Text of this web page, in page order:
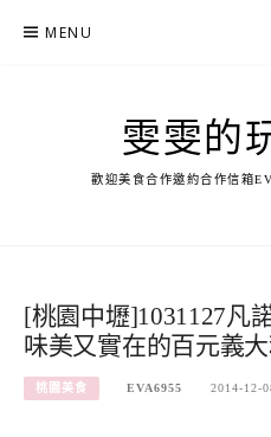
MENU
雯雯的
歡迎美食合作邀約合作信箱
[桃園中壢]1031127凡
味美又實在的百元義
桃園美食 EVA6955 2014-12-